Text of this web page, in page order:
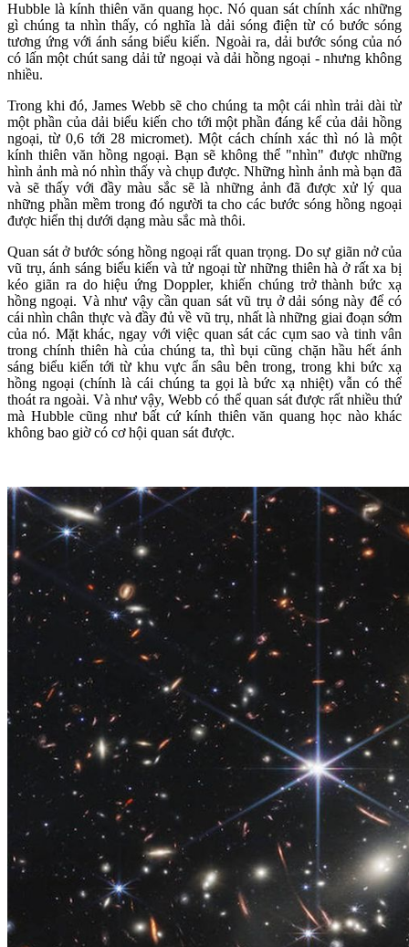
Hubble là kính thiên văn quang học. Nó quan sát chính xác những
gì chúng ta nhìn thấy, có nghĩa là dải sóng điện từ có bước sóng
tương ứng với ánh sáng biểu kiến. Ngoài ra, dải bước sóng của nó
có lấn một chút sang dải tử ngoại và dải hồng ngoại - nhưng không
nhiều.
Trong khi đó, James Webb sẽ cho chúng ta một cái nhìn trải dài từ
một phần của dải biểu kiến cho tới một phần đáng kể của dải hồng
ngoại, từ 0,6 tới 28 micromet). Một cách chính xác thì nó là một
kính thiên văn hồng ngoại. Bạn sẽ không thể "nhìn" được những
hình ảnh mà nó nhìn thấy và chụp được. Những hình ảnh mà bạn đã
và sẽ thấy với đầy màu sắc sẽ là những ảnh đã được xử lý qua
những phần mềm trong đó người ta cho các bước sóng hồng ngoại
được hiển thị dưới dạng màu sắc mà thôi.
Quan sát ở bước sóng hồng ngoại rất quan trọng. Do sự giãn nở của
vũ trụ, ánh sáng biểu kiến và tử ngoại từ những thiên hà ở rất xa bị
kéo giãn ra do hiệu ứng Doppler, khiến chúng trở thành bức xạ
hồng ngoại. Và như vậy cần quan sát vũ trụ ở dải sóng này để có
cái nhìn chân thực và đầy đủ về vũ trụ, nhất là những giai đoạn sớm
của nó. Mặt khác, ngay với việc quan sát các cụm sao và tinh vân
trong chính thiên hà của chúng ta, thì bụi cũng chặn hầu hết ánh
sáng biểu kiến tới từ khu vực ẩn sâu bên trong, trong khi bức xạ
hồng ngoại (chính là cái chúng ta gọi là bức xạ nhiệt) vẫn có thể
thoát ra ngoài. Và như vậy, Webb có thể quan sát được rất nhiều thứ
mà Hubble cũng như bất cứ kính thiên văn quang học nào khác
không bao giờ có cơ hội quan sát được.